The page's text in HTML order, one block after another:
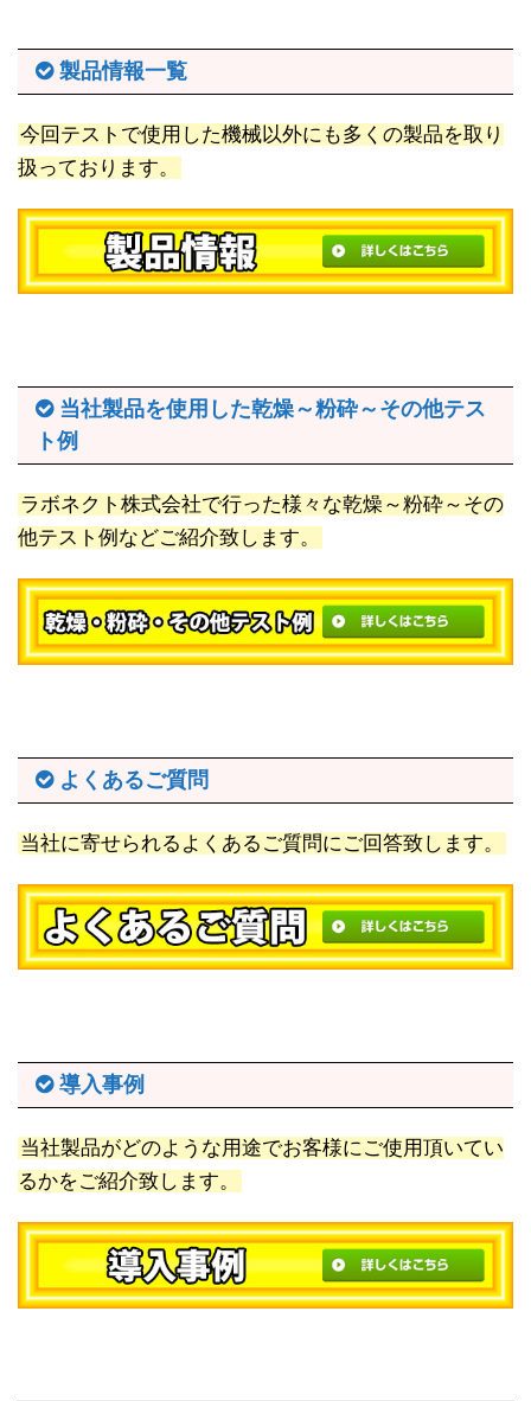
製品情報一覧
今回テストで使用した機械以外にも多くの製品を取り
扱っております。
当社製品を使用した乾燥～粉砕～その他テス
ト例
ラボネクト株式会社で行った様々な乾燥～粉砕～その
他テスト例などご紹介致します。
よくあるご質問
当社に寄せられるよくあるご質問にご回答致します。
導入事例
当社製品がどのような用途でお客様にご使用頂いてい
るかをご紹介致します。